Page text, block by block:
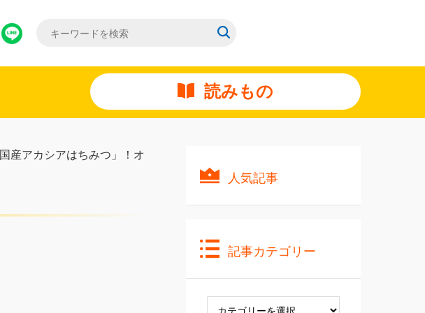
読みもの
産アカシアはちみつ」！オ
人気記事
記事カテゴリー
記
事